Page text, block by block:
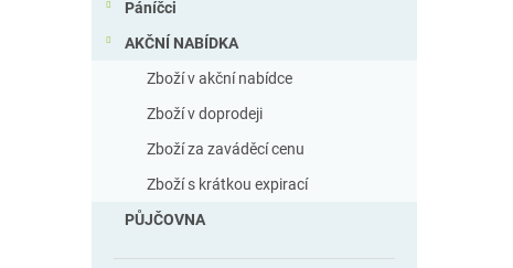
Páníčci
AKČNÍ NABÍDKA
Zboží v akční nabídce
Zboží v doprodeji
Zboží za zaváděcí cenu
Zboží s krátkou expirací
PŮJČOVNA